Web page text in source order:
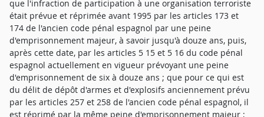
que l'infraction de participation à une organisation terroriste
était prévue et réprimée avant 1995 par les articles 173 et
174 de l'ancien code pénal espagnol par une peine
d'emprisonnement majeur, à savoir jusqu'à douze ans, puis,
après cette date, par les articles 5 15 et 5 16 du code pénal
espagnol actuellement en vigueur prévoyant une peine
d'emprisonnement de six à douze ans ; que pour ce qui est
du délit de dépôt d'armes et d'explosifs anciennement prévu
par les articles 257 et 258 de l'ancien code pénal espagnol, il
est réprimé par la même peine d'emprisonnement majeur ;